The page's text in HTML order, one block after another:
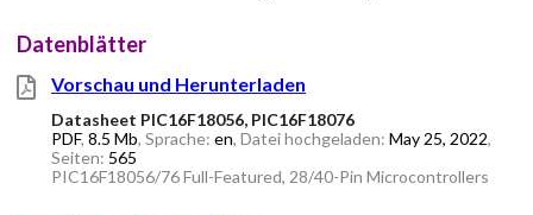
Datenblätter
Vorschau und Herunterladen
Datasheet PIC16F18056, PIC16F18076
PDF, 8.5 Mb, Sprache: en, Datei hochgeladen: May 25, 2022,
Seiten: 565
PIC16F18056/76 Full-Featured, 28/40-Pin Microcontrollers